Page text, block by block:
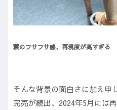
蓑のフサフサ感、 再現度が高すぎる
そんな背景の面白さに加え申
完売が続出、2024年5月には